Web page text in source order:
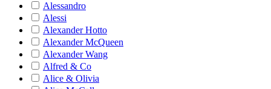
Alessandro
Alessi
Alexander Hotto
Alexander McQueen
Alexander Wang
Alfred & Co
Alice & Olivia